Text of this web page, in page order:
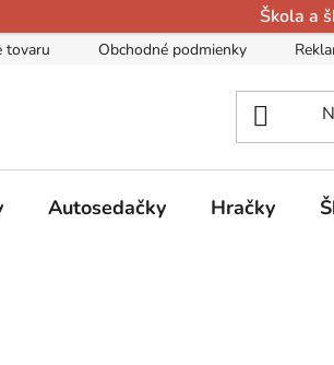
Škola a
tovaru Obchodné podmienky
Autosedačky Hračky